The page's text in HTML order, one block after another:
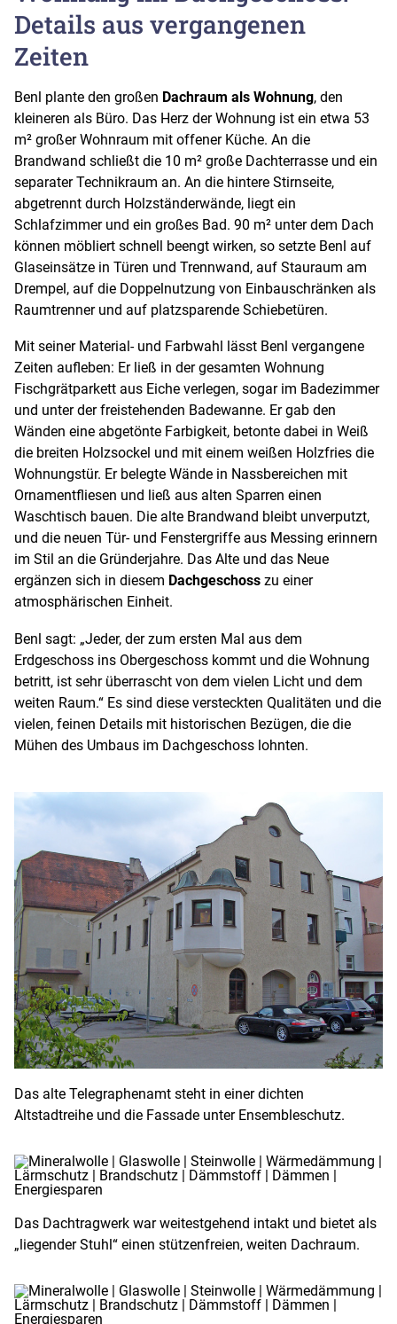
Details aus vergangenen
Zeiten
Benl plante den großen Dachraum als Wohnung, den
kleineren als Büro. Das Herz der Wohnung ist ein etwa 53
m² großer Wohnraum mit offener Küche. An die
Brandwand schließt die 10 m² große Dachterrasse und ein
separater Technikraum an. An die hintere Stirnseite,
abgetrennt durch Holzständerwände, liegt ein
Schlafzimmer und ein großes Bad. 90 m² unter dem Dach
können möbliert schnell beengt wirken, so setzte Benl auf
Glaseinsätze in Türen und Trennwand, auf Stauraum am
Drempel, auf die Doppelnutzung von Einbauschränken als
Raumtrenner und auf platzsparende Schiebetüren.
Mit seiner Material- und Farbwahl lässt Benl vergangene
Zeiten aufleben: Er ließ in der gesamten Wohnung
Fischgrätparkett aus Eiche verlegen, sogar im Badezimmer
und unter der freistehenden Badewanne. Er gab den
Wänden eine abgetönte Farbigkeit, betonte dabei in Weiß
die breiten Holzsockel und mit einem weißen Holzfries die
Wohnungstür. Er belegte Wände in Nassbereichen mit
Ornamentfliesen und ließ aus alten Sparren einen
Waschtisch bauen. Die alte Brandwand bleibt unverputzt,
und die neuen Tür- und Fenstergriffe aus Messing erinnern
im Stil an die Gründerjahre. Das Alte und das Neue
ergänzen sich in diesem Dachgeschoss zu einer
atmosphärischen Einheit.
Benl sagt: „Jeder, der zum ersten Mal aus dem
Erdgeschoss ins Obergeschoss kommt und die Wohnung
betritt, ist sehr überrascht von dem vielen Licht und dem
weiten Raum.“ Es sind diese versteckten Qualitäten und die
vielen, feinen Details mit historischen Bezügen, die die
Mühen des Umbaus im Dachgeschoss lohnten.
Das alte Telegraphenamt steht in einer dichten
Altstadtreihe und die Fassade unter Ensembleschutz.
Das Dachtragwerk war weitestgehend intakt und bietet als
„liegender Stuhl“ einen stützenfreien, weiten Dachraum.